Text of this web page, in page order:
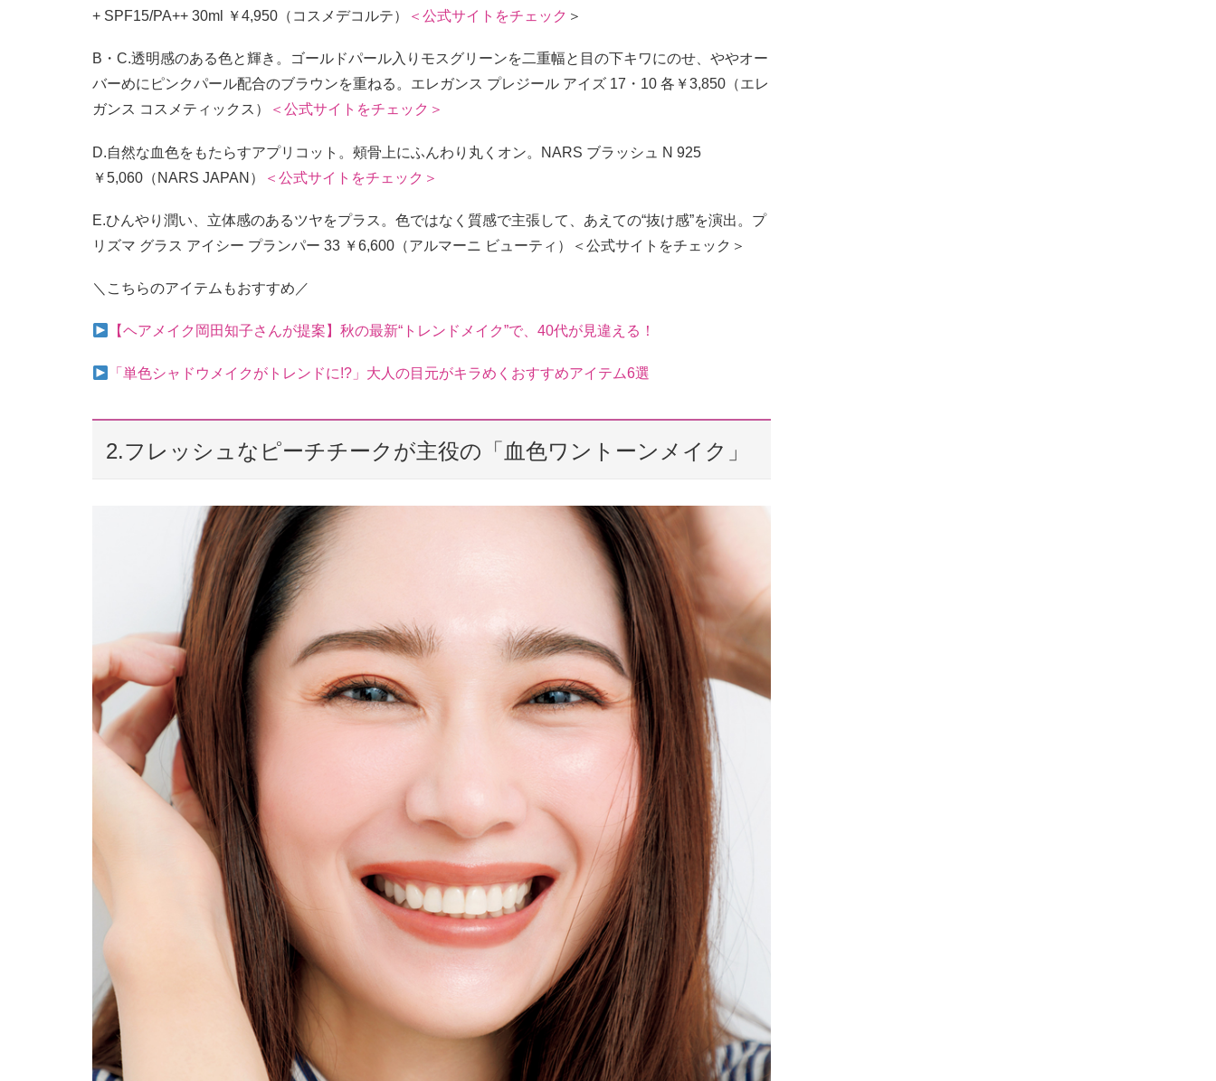
+ SPF15/PA++ 30ml ￥4,950（コスメデコルテ）
＜公式サイトをチェック ＞
B・C.透明感のある色と輝き。ゴールドパール入りモスグリーンを二重幅と目の下キワにのせ、ややオー
バーめにピンクパール配合のブラウンを重ねる。エレガンス プレジール アイズ 17・10 各￥3,850（エレ
ガンス コスメティックス）
＜公式サイトをチェック＞
D.自然な血色をもたらすアプリコット。頰骨上にふんわり丸くオン。NARS ブラッシュ N 925
￥5,060（NARS JAPAN）
＜公式サイトをチェック＞
E.ひんやり潤い、立体感のあるツヤをプラス。色ではなく質感で主張して、あえての“抜け感”を演出。プ
リズマ グラス アイシー プランパー 33 ￥6,600（アルマーニ ビューティ）＜公式サイトをチェック＞
＼こちらのアイテムもおすすめ／
【ヘアメイク岡田知子さんが提案】秋の最新“トレンドメイク”で、40代が見違える！
「単色シャドウメイクがトレンドに!?」大人の目元がキラめくおすすめアイテム6選
2.フレッシュなピーチチークが主役の「血色ワントーンメイク」